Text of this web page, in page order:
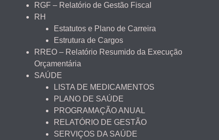
RGF – Relatório de Gestão Fiscal
RH
Estatutos e Plano de Carreira
Estrutura de Cargos
RREO – Relatório Resumido da Execução
Orçamentária
SAÚDE
LISTA DE MEDICAMENTOS
PLANO DE SAÚDE
PROGRAMAÇÃO ANUAL
RELATÓRIO DE GESTÃO
SERVIÇOS DA SAÚDE